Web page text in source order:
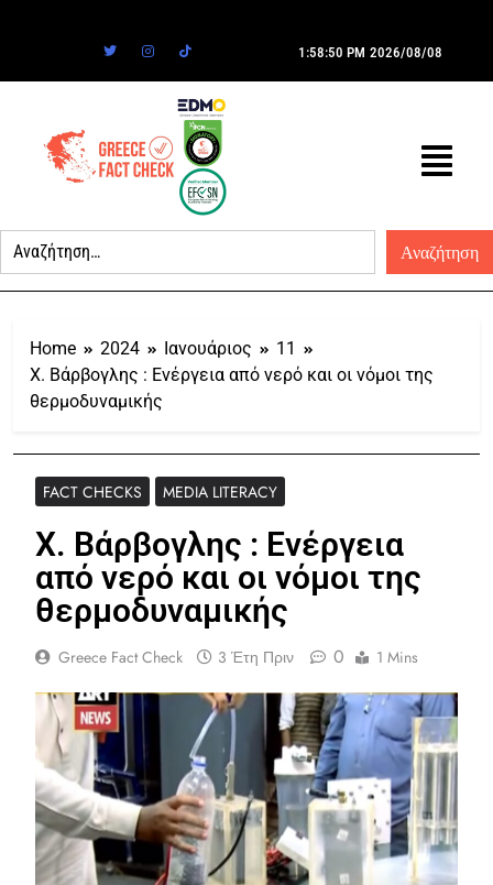
1:58:50 PM 2026/08/08
Home 2024 Ιανουάριος
11
Χ. Βάρβογλης : Ενέργεια από νερό και οι νόμοι της
θερμοδυναμικής
FACT CHECKS MEDIA LITERACY
Χ. Βάρβογλης : Ενέργεια
από νερό και οι νόμοι της
θερμοδυναμικής
Greece Fact Check 3 Έτη Πριν 0 1 Mins